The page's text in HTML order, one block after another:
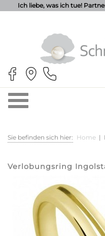
Ich liebe, was ich tue!
Sie befinden sich hier: Home |
Verlobungsring